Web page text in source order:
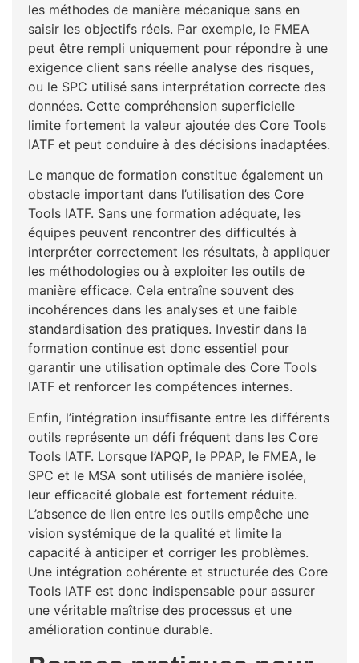
les méthodes de manière mécanique sans en
saisir les objectifs réels. Par exemple, le FMEA
peut être rempli uniquement pour répondre à une
exigence client sans réelle analyse des risques,
ou le SPC utilisé sans interprétation correcte des
données. Cette compréhension superficielle
limite fortement la valeur ajoutée des Core Tools
IATF et peut conduire à des décisions inadaptées.
Le manque de formation constitue également un
obstacle important dans l’utilisation des Core
Tools IATF. Sans une formation adéquate, les
équipes peuvent rencontrer des difficultés à
interpréter correctement les résultats, à appliquer
les méthodologies ou à exploiter les outils de
manière efficace. Cela entraîne souvent des
incohérences dans les analyses et une faible
standardisation des pratiques. Investir dans la
formation continue est donc essentiel pour
garantir une utilisation optimale des Core Tools
IATF et renforcer les compétences internes.
Enfin, l’intégration insuffisante entre les différents
outils représente un défi fréquent dans les Core
Tools IATF. Lorsque l’APQP, le PPAP, le FMEA, le
SPC et le MSA sont utilisés de manière isolée,
leur efficacité globale est fortement réduite.
L’absence de lien entre les outils empêche une
vision systémique de la qualité et limite la
capacité à anticiper et corriger les problèmes.
Une intégration cohérente et structurée des Core
Tools IATF est donc indispensable pour assurer
une véritable maîtrise des processus et une
amélioration continue durable.